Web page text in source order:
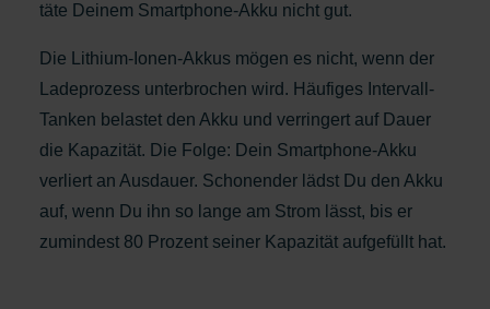
täte Deinem Smartphone-Akku nicht gut.
Die Lithium-Ionen-Akkus mögen es nicht, wenn der
Ladeprozess unterbrochen wird. Häufiges Intervall-
Tanken belastet den Akku und verringert auf Dauer
die Kapazität. Die Folge: Dein Smartphone-Akku
verliert an Ausdauer. Schonender lädst Du den Akku
auf, wenn Du ihn so lange am Strom lässt, bis er
zumindest 80 Prozent seiner Kapazität aufgefüllt hat.